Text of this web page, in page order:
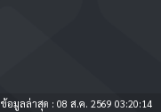
ข้อมูลล่าสุด : 08 ส.ค. 2569 03:20:14